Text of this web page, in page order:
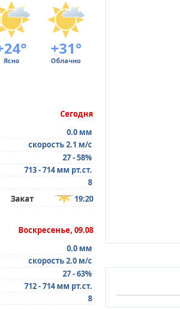
+31°
Ясно Облачно
Сегодня
0.0 мм
скорость 2.1 м/с
27 - 58%
713 - 714 мм рт.ст.
8
Закат 19:20
Воскресенье, 09.08
0.0 мм
скорость 2.0 м/с
27 - 63%
712 - 714 мм рт.ст.
8